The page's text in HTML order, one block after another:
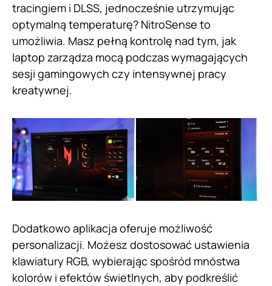
tracingiem i DLSS, jednocześnie utrzymując
optymalną temperaturę? NitroSense to
umożliwia. Masz pełną kontrolę nad tym, jak
laptop zarządza mocą podczas wymagających
sesji gamingowych czy intensywnej pracy
kreatywnej.
Dodatkowo aplikacja oferuje możliwość
personalizacji. Możesz dostosować ustawienia
klawiatury RGB, wybierając spośród mnóstwa
kolorów i efektów świetlnych, aby podkreślić